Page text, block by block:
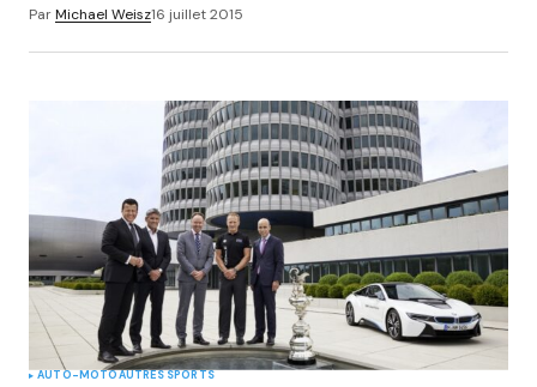
ParMichael Weisz16 juillet 2015
AUTO-MOTOAUTRES SPORTS